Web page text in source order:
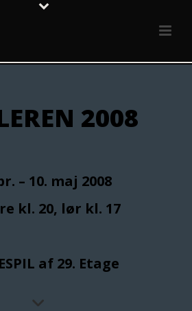
2008
– 10. maj 2008
kl. 20, lør kl. 17
af 29. Etage